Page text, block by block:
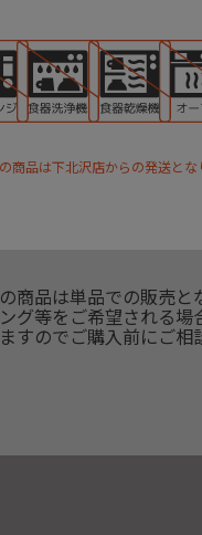
商品は下北沢店からの発送とな
商品は単品での販売と
グ等をご希望される
すのでご購入前にご相